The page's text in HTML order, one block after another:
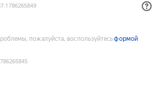
пожалуйста, воспользуйтесьформой